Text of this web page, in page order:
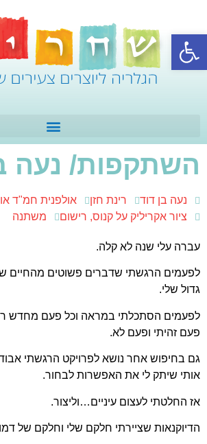
פתח סרגל נגישות
השתקפות/ נעה
נעה בן דוד רינת חזן
אולפנית חמ"ד
ציור אקריליק על קנוס, רישום
משתנה
עברה עלי שנה לא קלה.
לפעמים הרגשתי שדברים פשוטים מהחיים
גדול שלי.
לפעמים הסתכלתי במראה וכל פעם מחדש
פעם זהיתי ופעם לא.
גם בחיפוש אחר נושא לפרויקט הרגשתי
אותי שיתק לי את האפשרות לבחור.
אז החלטתי לעצום עיניים…וליצור.
הדיוקנאות שציירתי חלקם שלי וחלקם של